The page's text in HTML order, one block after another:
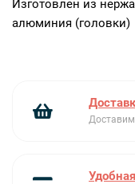
Изготовлен из
алюминия (головки)